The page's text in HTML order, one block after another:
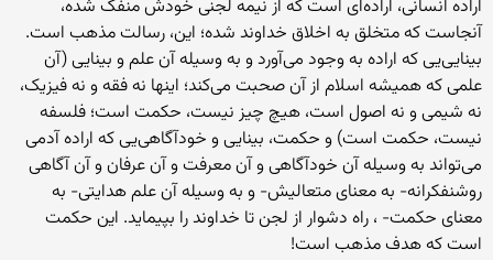
اراده انسانی، اراده‌ای است که از نیمه لجنی خودش منفک شده،
آنجاست که متخلق به اخلاق خداوند شده؛ این، رسالت مذهب است.
بینایی‌یی که اراده به وجود می‌آورد و به وسیله آن علم و بینایی (آن
علمی که همیشه اسلام از آن صحبت می‌کند؛ اینها نه فقه و نه فیزیک،
نه شیمی و نه اصول است، هیچ چیز نیست، حکمت است؛ فلسفه
نیست، حکمت است) و حکمت، بینایی و خودآگاهی‌یی که اراده آدمی
می‌تواند به وسیله آن خودآگاهی و آن معرفت و آن عرفان و آن آگاهی
روشنفکرانه- به معنای متعالیش- و به وسیله آن علم هدایتی- به
معنای حکمت- ، راه دشوار از لجن تا خداوند را بپیماید. این حکمت
است که هدف مذهب است!